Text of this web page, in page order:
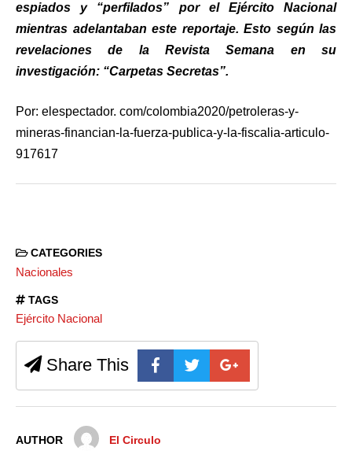
espiados y “perfilados” por el Ejército Nacional
mientras adelantaban este reportaje. Esto según las
revelaciones de la Revista Semana en su
investigación: “Carpetas Secretas”.
Por: elespectador. com/colombia2020/petroleras-y-
mineras-financian-la-fuerza-publica-y-la-fiscalia-articulo-
917617
CATEGORIES
Nacionales
TAGS
Ejército Nacional
Share This
AUTHOR El Circulo